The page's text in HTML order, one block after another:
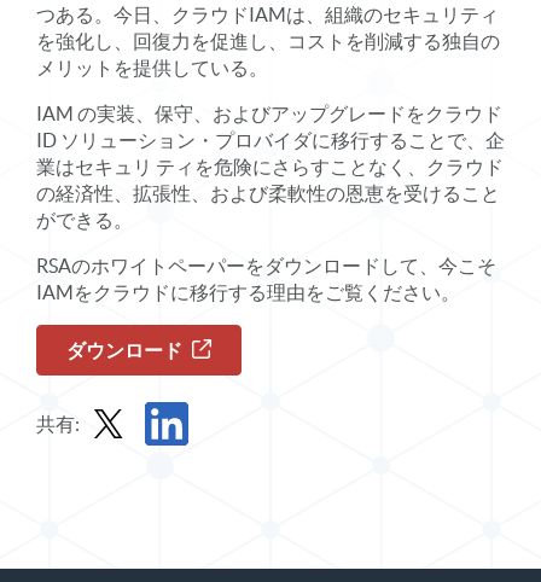
つある。今日、クラウドIAMは、組織のセキュリティ
を強化し、回復力を促進し、コストを削減する独自の
メリットを提供している。
IAM の実装、保守、およびアップグレードをクラウド
ID ソリューション・プロバイダに移行することで、企
業はセキュリ ティを危険にさらすことなく、クラウド
の経済性、拡張性、および柔軟性の恩恵を受けること
ができる。
RSAのホワイトペーパーをダウンロードして、今こそ
IAMをクラウドに移行する理由をご覧ください。
ダウンロード
共有: